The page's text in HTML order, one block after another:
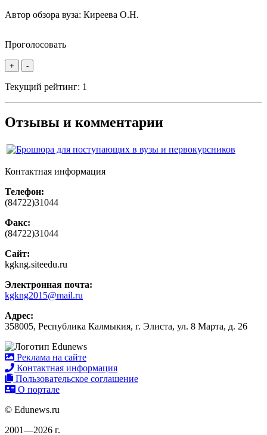
Автор обзора вуза: Киреева О.Н.
Проголосовать
+ -
Текущий рейтинг: 1
Отзывы и комментарии
Контактная информация
Телефон:
(84722)31044
Факс:
(84722)31044
Сайт:
kgkng.siteedu.ru
Электронная почта:
kgkng2015@mail.ru
Адрес:
358005, Республика Калмыкия, г. Элиста, ул. 8 Марта, д. 26
Реклама на сайте
Контактная информация
Пользовательское соглашение
О портале
© Edunews.ru
2001—2026 г.